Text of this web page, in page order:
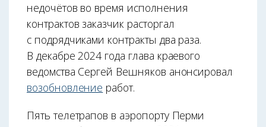
недочётов во время исполнения
контрактов заказчик расторгал
с подрядчиками контракты два раза.
В декабре 2024 года глава краевого
ведомства Сергей Вешняков анонсировал
возобновление работ.
Пять телетрапов в аэропорту Перми